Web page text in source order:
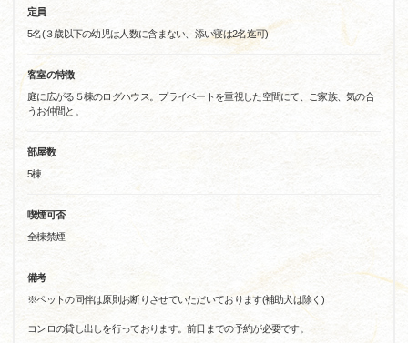
定員
5名(３歳以下の幼児は人数に含まない、添い寝は2名迄可)
客室の特徴
庭に広がる５棟のログハウス。プライベートを重視した空間にて、ご家族、気の合
うお仲間と。
部屋数
5棟
喫煙可否
全棟禁煙
備考
※ペットの同伴は原則お断りさせていただいております(補助犬は除く)
コンロの貸し出しを行っております。前日までの予約が必要です。